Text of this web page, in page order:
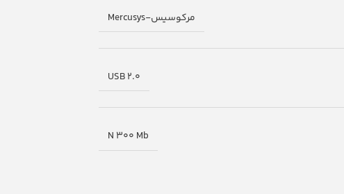
مرکوسیس-Mercusys
USB 2.0
N 300 Mb